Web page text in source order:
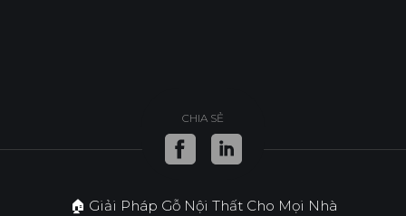
CHIA SẺ
🏠 Giải Pháp Gỗ Nội Thất Cho Mọi Nhà